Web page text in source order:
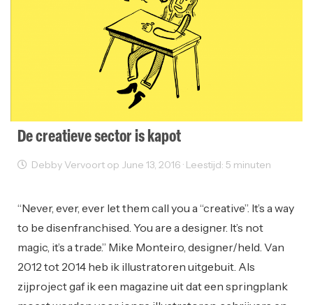
De creatieve sector is kapot
Debby Vervoort op June 13, 2016 · Leestijd: 5 minuten
“Never, ever, ever let them call you a “creative”. It’s a way
to be disenfranchised. You are a designer. It’s not
magic, it’s a trade.” Mike Monteiro, designer/held. Van
2012 tot 2014 heb ik illustratoren uitgebuit. Als
zijproject gaf ik een magazine uit dat een springplank